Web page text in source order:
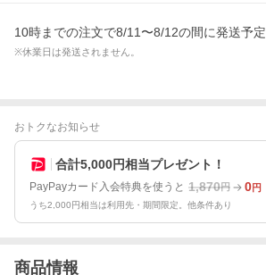
10時までの注文で8/11〜8/12の間に発送予定
※休業日は発送されません。
おトクなお知らせ
合計5,000円相当プレゼント！
PayPayカード入会特典を使うと 1,870円 0円
うち2,000円相当は利用先・期間限定。他条件あり
商品情報